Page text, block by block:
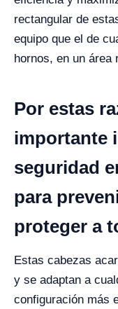
rectangular de
equipo que el de
hornos, en un área
Por estas
importante
seguridad
para
proteger a
Estas cabezas
y se adaptan a
configuración más